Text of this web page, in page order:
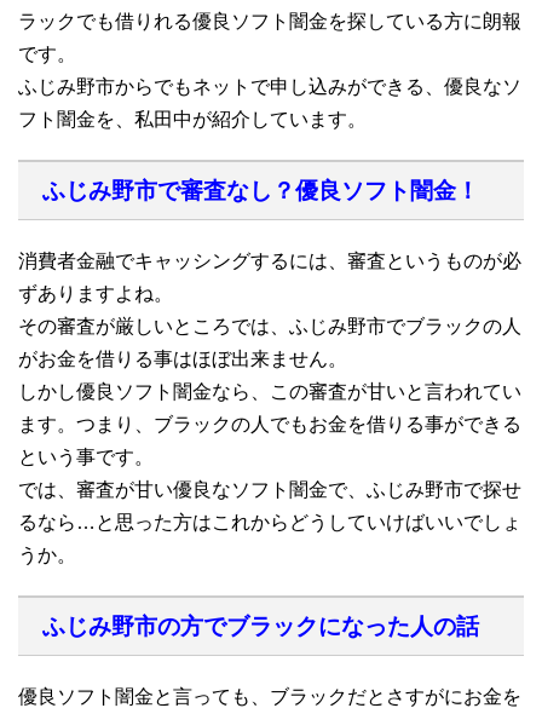
ラックでも借りれる優良ソフト闇金を探している方に朗報
です。
ふじみ野市からでもネットで申し込みができる、優良なソ
フト闇金を、私田中が紹介しています。
ふじみ野市で審査なし？優良ソフト闇金！
消費者金融でキャッシングするには、審査というものが必
ずありますよね。
その審査が厳しいところでは、ふじみ野市でブラックの人
がお金を借りる事はほぼ出来ません。
しかし優良ソフト闇金なら、この審査が甘いと言われてい
ます。つまり、ブラックの人でもお金を借りる事ができる
という事です。
では、審査が甘い優良なソフト闇金で、ふじみ野市で探せ
るなら…と思った方はこれからどうしていけばいいでしょ
うか。
ふじみ野市の方でブラックになった人の話
優良ソフト闇金と言っても、ブラックだとさすがにお金を